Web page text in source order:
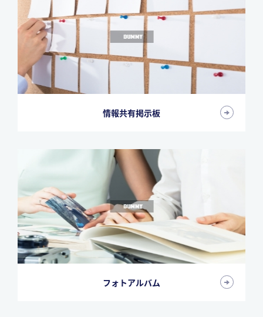
情報共有掲示板
フォトアルバム